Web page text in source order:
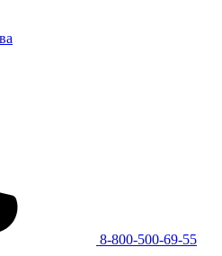
8-800-500-69-55